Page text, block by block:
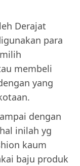
Derajat
para
membeli
yang
dengan
inilah yg
kaum
baju produk